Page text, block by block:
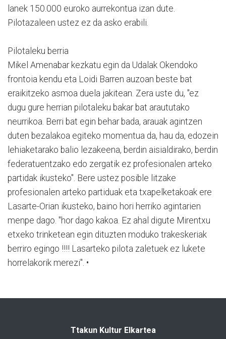
lanek 150.000 euroko aurrekontua izan dute.
Pilotazaleen ustez ez da asko erabili.
Pilotaleku berria
Mikel Amenabar kezkatu egin da Udalak Okendoko
frontoia kendu eta Loidi Barren auzoan beste bat
eraikitzeko asmoa duela jakitean. Zera uste du, "ez
dugu gure herrian pilotaleku bakar bat araututako
neurrikoa. Berri bat egin behar bada, arauak agintzen
duten bezalakoa egiteko momentua da, hau da, edozein
lehiaketarako balio lezakeena, berdin aisialdirako, berdin
federatuentzako edo zergatik ez profesionalen arteko
partidak ikusteko". Bere ustez posible litzake
profesionalen arteko partiduak eta txapelketakoak ere
Lasarte-Orian ikusteko, baino hori herriko agintarien
menpe dago. "hor dago kakoa. Ez ahal digute Mirentxu
etxeko trinketean egin dituzten moduko trakeskeriak
berriro egingo !!!! Lasarteko pilota zaletuek ez lukete
horrelakorik merezi". •
Ttakun Kultur Elkartea